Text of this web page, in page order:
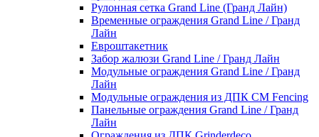
Рулонная сетка Grand Line (Гранд Лайн)
Временные ограждения Grand Line / Гранд
Лайн
Евроштакетник
Забор жалюзи Grand Line / Гранд Лайн
Модульные ограждения Grand Line / Гранд
Лайн
Модульные ограждения из ДПК CM Fencing
Панельные ограждения Grand Line / Гранд
Лайн